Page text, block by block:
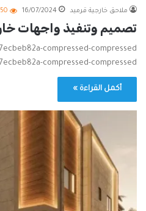
ملاحق خارجية قرميد 16/07/2024
تصميم وتنفيذ واجهات
compressed-compressed
compressed-compressed
أكمل القراءة »